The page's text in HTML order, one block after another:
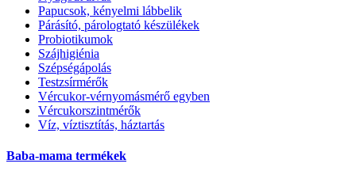
Papucsok, kényelmi lábbelik
Párásító, párologtató készülékek
Probiotikumok
Szájhigiénia
Szépségápolás
Testzsírmérők
Vércukor-vérnyomásmérő egyben
Vércukorszintmérők
Víz, víztisztítás, háztartás
Baba-mama termékek